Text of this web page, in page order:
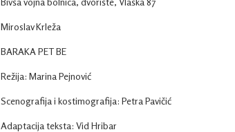
Miroslav Krleža
BARAKA PET BE
Režija: Marina Pejnović
Scenografija i kostimografija: Petra Pavičić
Adaptacija teksta: Vid Hribar